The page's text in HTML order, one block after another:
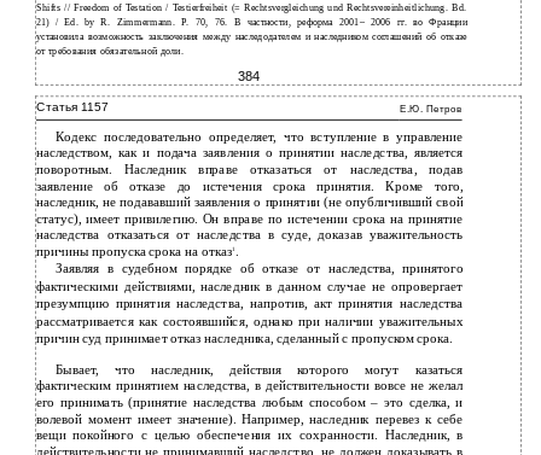
Shifts // Freedom of Testation / Testierfreiheit (= Rechtsvergleichung und Rechtsvereinheitlichung. Bd.
21) / Ed. by R. Zimmermann. P. 70, 76. В частности, реформа 2001– 2006 гг. во Франции
установила возможность заключения между наследодателем и наследником соглашений об отказе
от требования обязательной доли.
384
Статья 1157 Е.Ю. Петров
Кодекс последовательно определяет, что вступление в управление
наследством, как и подача заявления о принятии наследства, является
поворотным. Наследник вправе отказаться от наследства, подав
заявление об отказе до истечения срока принятия. Кроме того,
наследник, не подававший заявления о принятии (не опубличивший свой
статус), имеет привилегию. Он вправе по истечении срока на принятие
наследства отказаться от наследства в суде, доказав уважительность
причины пропуска срока на отказ1.
Заявляя в судебном порядке об отказе от наследства, принятого
фактическими действиями, наследник в данном случае не опровергает
презумпцию принятия наследства, напротив, акт принятия наследства
рассматривается как состоявшийся, однако при наличии уважительных
причин суд принимает отказ наследника, сделанный с пропуском срока.
Бывает, что наследник, действия которого могут казаться
фактическим принятием наследства, в действительности вовсе не желал
его принимать (принятие наследства любым способом – это сделка, и
волевой момент имеет значение). Например, наследник перевез к себе
вещи покойного с целью обеспечения их сохранности. Наследник, в
действительности не принимавший наследство, не должен доказывать в